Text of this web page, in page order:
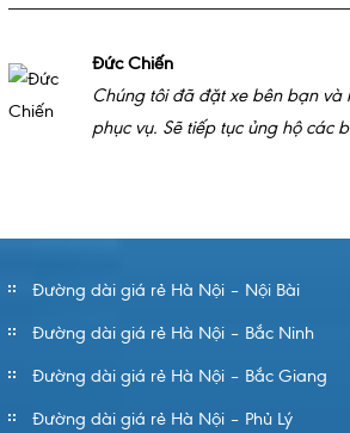
Đức Chiến
Chúng tôi đã đặt xe bên bạn và
phục vụ. Sẽ tiếp tục ủng hộ các
Đường dài giá rẻ Hà Nội – Nội Bài
Đường dài giá rẻ Hà Nội – Bắc Ninh
Đường dài giá rẻ Hà Nội – Bắc Giang
Đường dài giá rẻ Hà Nội – Phủ Lý